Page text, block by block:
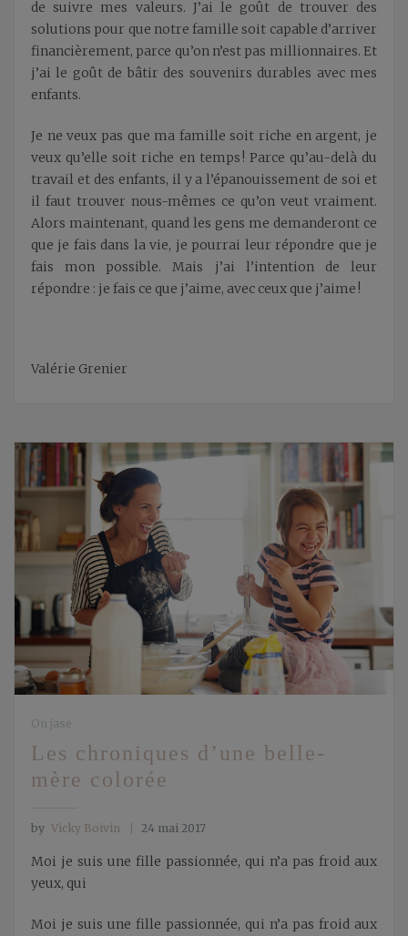
de suivre mes valeurs. J’ai le goût de trouver des
solutions pour que notre famille soit capable d’arriver
financièrement, parce qu’on n’est pas millionnaires. Et
j’ai le goût de bâtir des souvenirs durables avec mes
enfants.
Je ne veux pas que ma famille soit riche en argent, je
veux qu’elle soit riche en temps ! Parce qu’au-delà du
travail et des enfants, il y a l’épanouissement de soi et
il faut trouver nous-mêmes ce qu’on veut vraiment.
Alors maintenant, quand les gens me demanderont ce
que je fais dans la vie, je pourrai leur répondre que je
fais mon possible. Mais j’ai l’intention de leur
répondre : je fais ce que j’aime, avec ceux que j’aime !
Valérie Grenier
On jase
Les chroniques d’une belle-
mère colorée
by Vicky Boivin 24 mai 2017
Moi je suis une fille passionnée, qui n’a pas froid aux
yeux, qui
Moi je suis une fille passionnée, qui n’a pas froid aux